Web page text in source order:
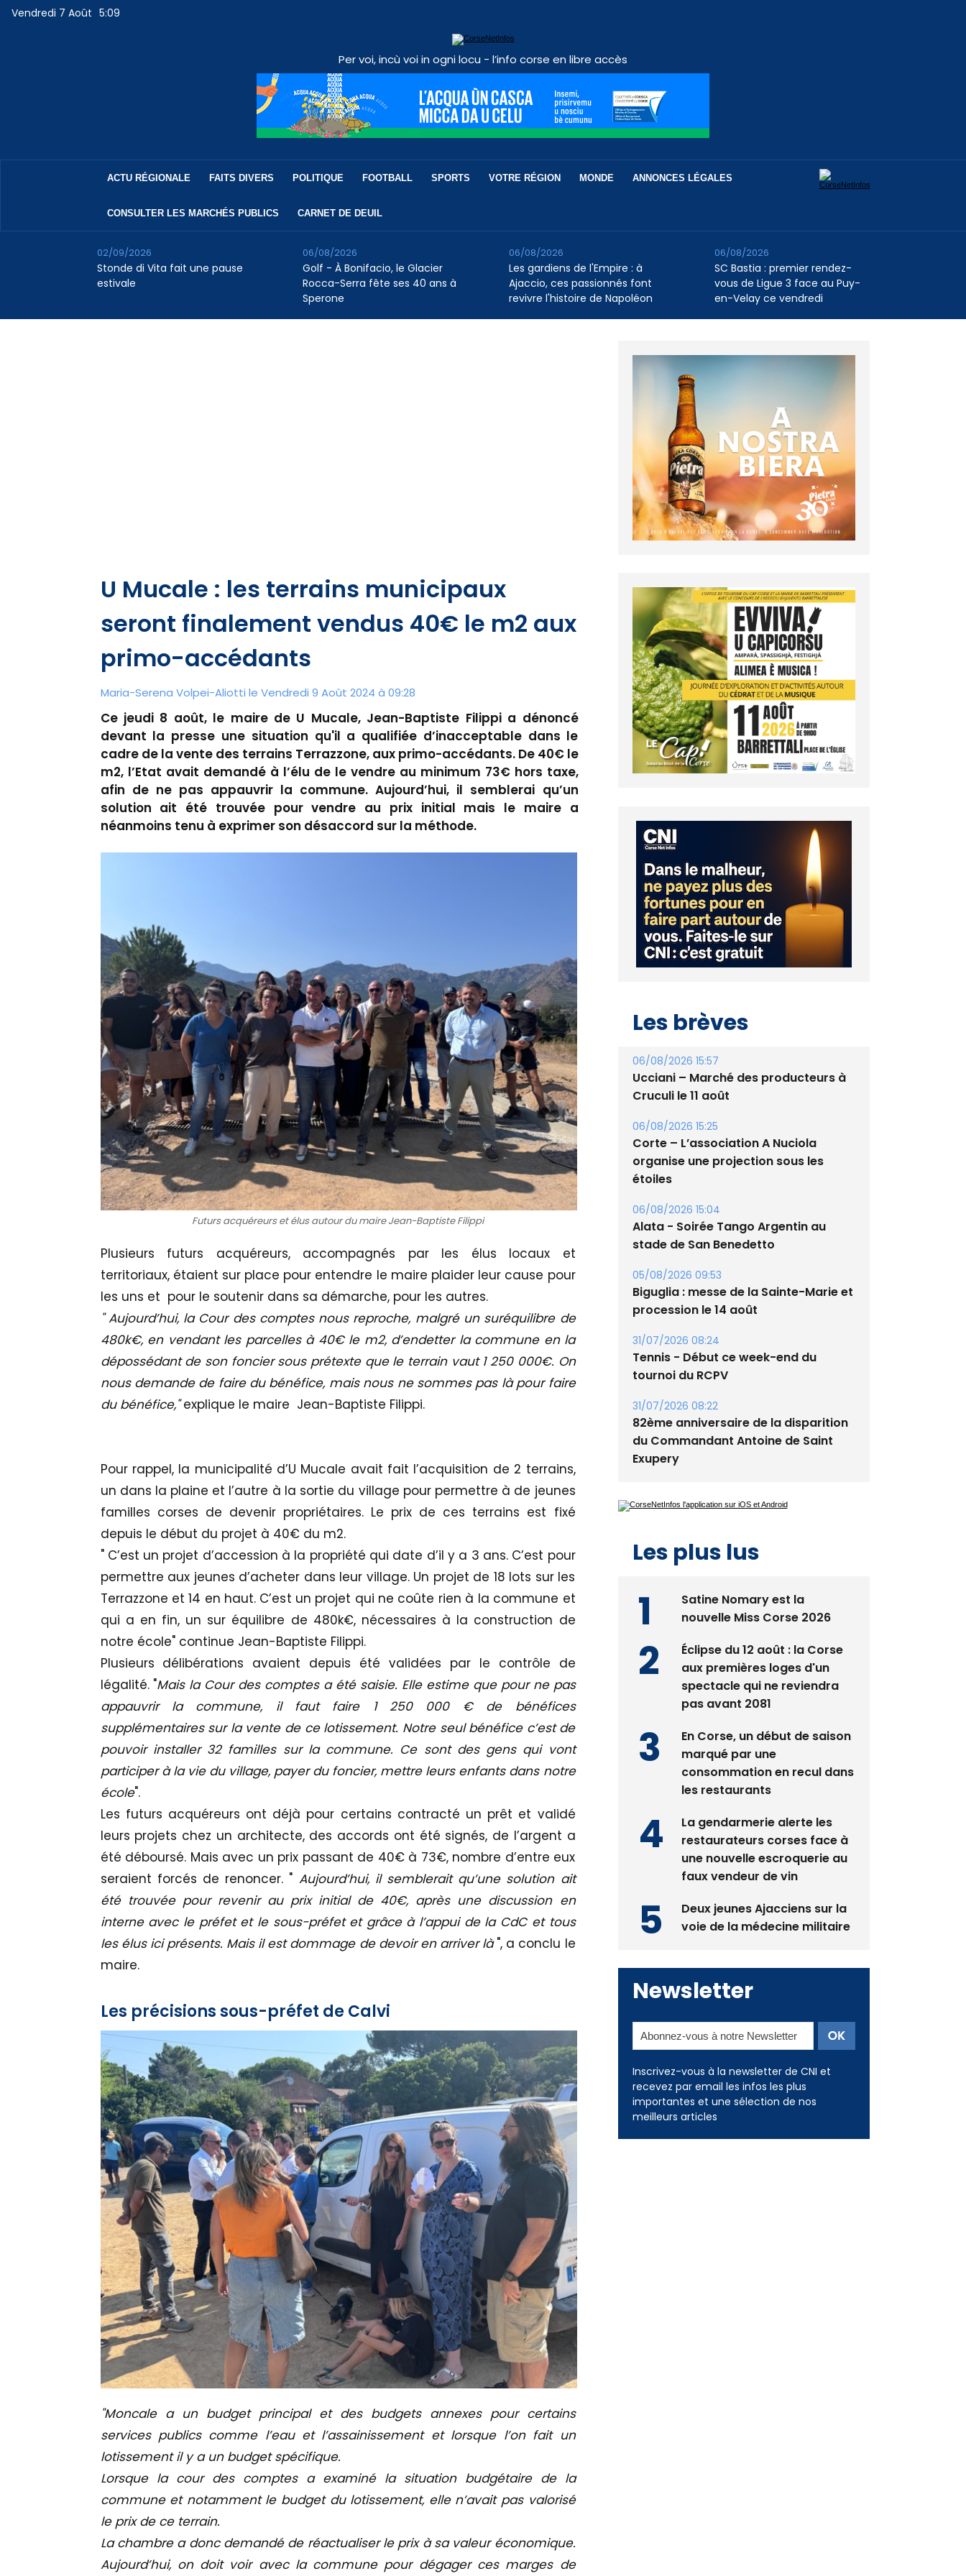
Vendredi 7 Août 5:09
Per voi, incù voi in ogni locu - l’info corse en libre accès
ACTU RÉGIONALE FAITS DIVERS POLITIQUE FOOTBALL SPORTS VOTRE RÉGION MONDE ANNONCES LÉGALES
CONSULTER LES MARCHÉS PUBLICS CARNET DE DEUIL
Stonde di Vita fait une pause
estivale
02/09/2026
Golf - À Bonifacio, le Glacier
Rocca-Serra fête ses 40 ans à
Sperone
06/08/2026
Les gardiens de l'Empire : à
Ajaccio, ces passionnés font
revivre l'histoire de Napoléon
06/08/2026
SC Bastia : premier rendez-
vous de Ligue 3 face au Puy-
en-Velay ce vendredi
06/08/2026
U Mucale : les terrains municipaux
seront finalement vendus 40€ le m2 aux
primo-accédants
Maria-Serena Volpei-Aliotti le Vendredi 9 Août 2024 à 09:28
Ce jeudi 8 août, le maire de U Mucale, Jean-Baptiste Filippi a dénoncé
devant la presse une situation qu'il a qualifiée d’inacceptable dans le
cadre de la vente des terrains Terrazzone, aux primo-accédants. De 40€ le
m2, l’Etat avait demandé à l’élu de le vendre au minimum 73€ hors taxe,
afin de ne pas appauvrir la commune. Aujourd’hui, il semblerai qu’un
solution ait été trouvée pour vendre au prix initial mais le maire a
néanmoins tenu à exprimer son désaccord sur la méthode.
Futurs acquéreurs et élus autour du maire Jean-Baptiste Filippi
Plusieurs futurs acquéreurs, accompagnés par les élus locaux et
territoriaux, étaient sur place pour entendre le maire plaider leur cause pour
les uns et pour le soutenir dans sa démarche, pour les autres.
" Aujourd’hui, la Cour des comptes nous reproche, malgré un suréquilibre de
480k€, en vendant les parcelles à 40€ le m2, d’endetter la commune en la
dépossédant de son foncier sous prétexte que le terrain vaut 1 250 000€. On
nous demande de faire du bénéfice, mais nous ne sommes pas là pour faire
du bénéfice,"explique le maire Jean-Baptiste Filippi.
Pour rappel, la municipalité d’U Mucale avait fait l’acquisition de 2 terrains,
un dans la plaine et l’autre à la sortie du village pour permettre à de jeunes
familles corses de devenir propriétaires. Le prix de ces terrains est fixé
depuis le début du projet à 40€ du m2.
" C’est un projet d’accession à la propriété qui date d’il y a 3 ans. C’est pour
permettre aux jeunes d’acheter dans leur village. Un projet de 18 lots sur les
Terrazzone et 14 en haut. C’est un projet qui ne coûte rien à la commune et
qui a en fin, un sur équilibre de 480k€, nécessaires à la construction de
notre école" continue Jean-Baptiste Filippi.
Plusieurs délibérations avaient depuis été validées par le contrôle de
légalité. "Mais la Cour des comptes a été saisie. Elle estime que pour ne pas
appauvrir la commune, il faut faire 1 250 000 € de bénéfices
supplémentaires sur la vente de ce lotissement. Notre seul bénéfice c’est de
pouvoir installer 32 familles sur la commune. Ce sont des gens qui vont
participer à la vie du village, payer du foncier, mettre leurs enfants dans notre
école".
Les futurs acquéreurs ont déjà pour certains contracté un prêt et validé
leurs projets chez un architecte, des accords ont été signés, de l’argent a
été déboursé. Mais avec un prix passant de 40€ à 73€, nombre d’entre eux
seraient forcés de renoncer. " Aujourd’hui, il semblerait qu’une solution ait
été trouvée pour revenir au prix initial de 40€, après une discussion en
interne avec le préfet et le sous-préfet et grâce à l’appui de la CdC et tous
les élus ici présents. Mais il est dommage de devoir en arriver là", a conclu le
maire.
Les précisions sous-préfet de Calvi
"Moncale a un budget principal et des budgets annexes pour certains
services publics comme l’eau et l’assainissement et lorsque l’on fait un
lotissement il y a un budget spécifique.
Lorsque la cour des comptes a examiné la situation budgétaire de la
commune et notamment le budget du lotissement, elle n’avait pas valorisé
le prix de ce terrain.
La chambre a donc demandé de réactualiser le prix à sa valeur économique.
Aujourd’hui, on doit voir avec la commune pour dégager ces marges de
Les brèves
06/08/2026 15:57
Ucciani – Marché des producteurs à
Cruculi le 11 août
06/08/2026 15:25
Corte – L’association A Nuciola
organise une projection sous les
étoiles
06/08/2026 15:04
Alata - Soirée Tango Argentin au
stade de San Benedetto
05/08/2026 09:53
Biguglia : messe de la Sainte-Marie et
procession le 14 août
31/07/2026 08:24
Tennis - Début ce week-end du
tournoi du RCPV
31/07/2026 08:22
82ème anniversaire de la disparition
du Commandant Antoine de Saint
Exupery
Les plus lus
Satine Nomary est la
nouvelle Miss Corse 2026
Éclipse du 12 août : la Corse
aux premières loges d'un
spectacle qui ne reviendra
pas avant 2081
En Corse, un début de saison
marqué par une
consommation en recul dans
les restaurants
La gendarmerie alerte les
restaurateurs corses face à
une nouvelle escroquerie au
faux vendeur de vin
Deux jeunes Ajacciens sur la
voie de la médecine militaire
Newsletter
Inscrivez-vous à la newsletter de CNI et
recevez par email les infos les plus
importantes et une sélection de nos
meilleurs articles